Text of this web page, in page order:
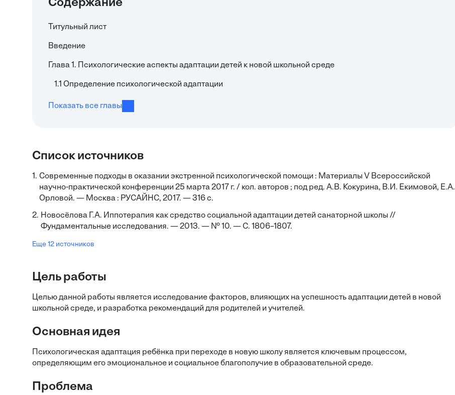
Содержание
Титульный лист
Введение
Глава 1. Психологические аспекты адаптации детей к новой школьной среде
1.1 Определение психологической адаптации
Показать все главы
Список источников
1. Современные подходы в оказании экстренной психологической помощи : Материалы V Всероссийской
научно-практической конференции 25 марта 2017 г. / кол. авторов ; под ред. А.В. Кокурина, В.И. Екимовой, Е.А.
Орловой. — Москва : РУСАЙНС, 2017. — 316 с.
2. Новосёлова Г.А. Иппотерапия как средство социальной адаптации детей санаторной школы //
Фундаментальные исследования. — 2013. — № 10. — С. 1806–1807.
Еще 12 источников
Цель работы
Целью данной работы является исследование факторов, влияющих на успешность адаптации детей в новой
школьной среде, и разработка рекомендаций для родителей и учителей.
Основная идея
Психологическая адаптация ребёнка при переходе в новую школу является ключевым процессом,
определяющим его эмоциональное и социальное благополучие в образовательной среде.
Проблема